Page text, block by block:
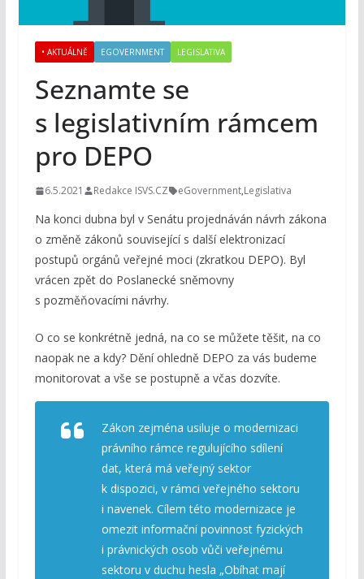
• AKTUÁLNĚ EGOVERNMENT LEGISLATIVA
Seznamte se
s legislativním rámcem
pro DEPO
6.5.2021 Redakce ISVS.CZ eGovernment,Legislativa
Na konci dubna byl v Senátu projednáván návrh zákona
o změně zákonů související s další elektronizací
postupů orgánů veřejné moci (zkratkou DEPO). Byl
vrácen zpět do Poslanecké sněmovny
s pozměňovacími návrhy.
O co se konkrétně jedná, na co se můžete těšit, na co
naopak ne a kdy? Dění ohledně DEPO za vás budeme
monitorovat a vše se postupně a včas dozvíte.
Zákon zejména usiluje o modernizaci
právního rámce regulujícího sdílení
dat, která má veřejný sektor
k dispozici, v rámci veřejného sektoru
i navenek. Cílem této modernizace je
omezit informační povinnost fyzických
i právnických osob vůči veřejnému
sektoru v duchu hesla „Obíhat mají